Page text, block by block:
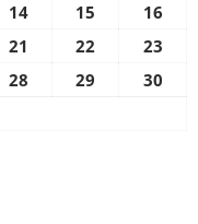
14 15
16
21 22
23
28 29
30